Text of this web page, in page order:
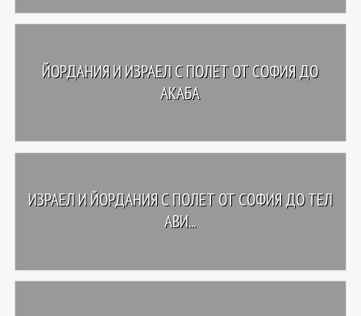
ЙОРДАНИЯ И ИЗРАЕЛ С ПОЛЕТ ОТ СОФИЯ ДО
АКАБА
ИЗРАЕЛ И ЙОРДАНИЯ С ПОЛЕТ ОТ СОФИЯ ДО ТЕЛ
АВИ...